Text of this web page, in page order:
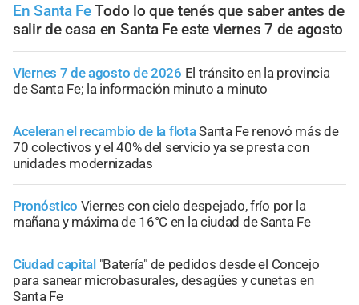
En Santa FeTodo lo que tenés que saber antes de
salir de casa en Santa Fe este viernes 7 de agosto
Viernes 7 de agosto de 2026 El tránsito en la provincia
de Santa Fe; la información minuto a minuto
Aceleran el recambio de la flotaSanta Fe renovó más de
70 colectivos y el 40% del servicio ya se presta con
unidades modernizadas
Pronóstico Viernes con cielo despejado, frío por la
mañana y máxima de 16°C en la ciudad de Santa Fe
Ciudad capital "Batería" de pedidos desde el Concejo
para sanear microbasurales, desagües y cunetas en
Santa Fe